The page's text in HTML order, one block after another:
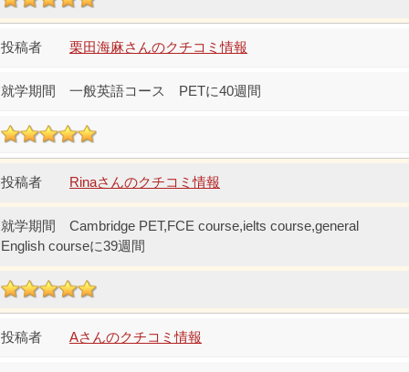
栗田海麻さんのクチコミ情報
一般英語コース PETに40週間
Rinaさんのクチコミ情報
Cambridge PET,FCE course,ielts course,general
English courseに39週間
Aさんのクチコミ情報